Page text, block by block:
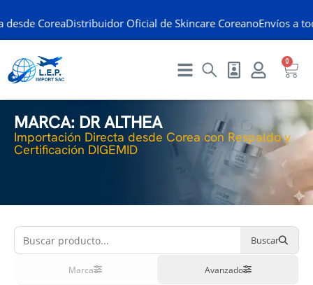
CoreaDistribuidor Oficial de Skincare CoreanoEnvíos a
0
MARCA: DR ALTHEA
Importación Directa desde Corea con Respaldo y
Certificación DIGEMID
Buscar
Marca Avanzado